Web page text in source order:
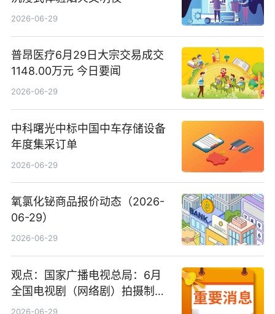
2026-06-29
普昂医疗6月29日大宗交易成交
1148.00万元 今日要闻
2026-06-29
中科曙光中标中国中车存储设备
年度集采订单
2026-06-29
氧氯化铋商品报价动态（2026-
06-29）
2026-06-29
观点：国家广播电视总局：6月
全国电视剧（网络剧）拍摄制作
备案公示剧目197部
2026-06-29